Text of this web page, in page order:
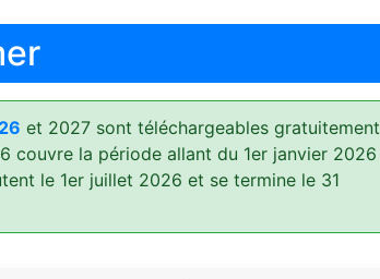
et 2027 sont téléchargeables gratuitement
couvre la période allant du 1er janvier 2026
le 1er juillet 2026 et se termine le 31